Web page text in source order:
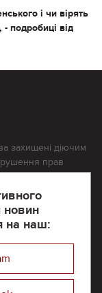
і чи вірять
подробиці від
новин
на наш:
захищені діючим
прав
яке відтворення
редакції.
розміщених
на інші
несе редакційна